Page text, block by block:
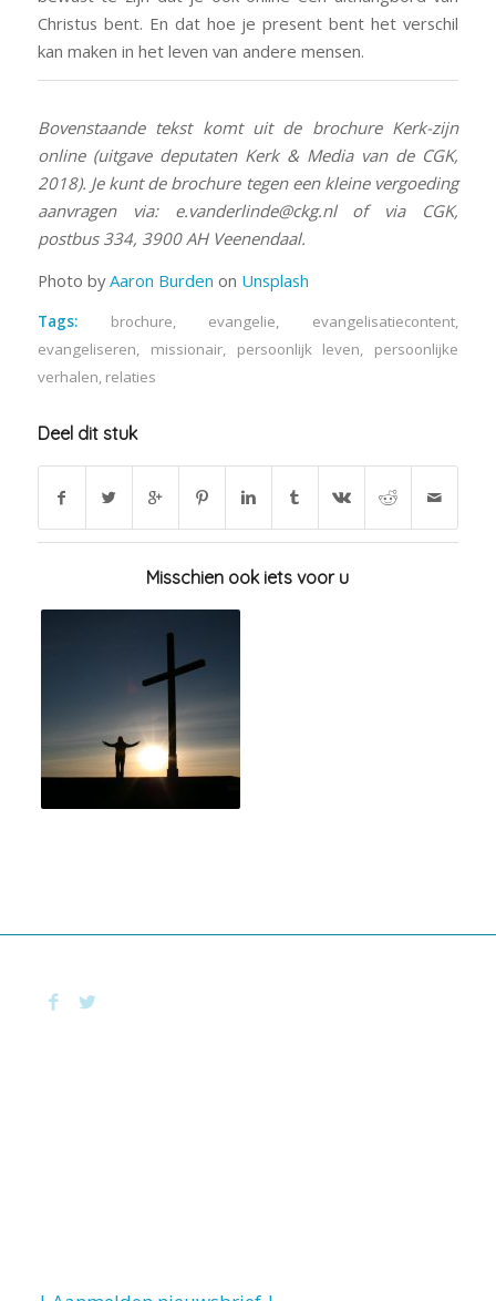
Christus bent. En dat hoe je present bent het verschil
kan maken in het leven van andere mensen.
Bovenstaande tekst komt uit de brochure Kerk-zijn
online (uitgave deputaten Kerk & Media van de CGK,
2018). Je kunt de brochure tegen een kleine vergoeding
aanvragen via: e.vanderlinde@ckg.nl of via CGK,
postbus 334, 3900 AH Veenendaal.
Photo byAaron Burden on Unsplash
Tags: brochure, evangelie, evangelisatiecontent,
evangeliseren, missionair, persoonlijk leven, persoonlijke
verhalen, relaties
Deel dit stuk
Misschien ook iets voor u